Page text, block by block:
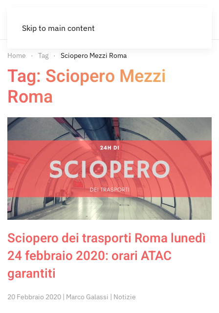
Skip to main content
Home Tag Sciopero Mezzi Roma
Tag: Sciopero Mezzi
Roma
Sciopero dei trasporti Roma lunedì
24 febbraio 2020: orari ATAC
garantiti
20 Febbraio 2020 | Marco Galassi | Notizie